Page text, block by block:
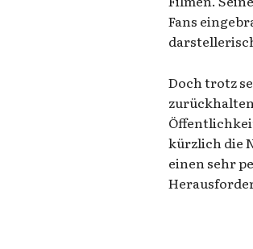
Fans
Doch trotz
kürzlich die
einen sehr